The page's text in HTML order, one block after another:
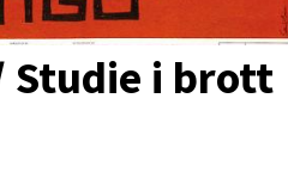
Studie i brott